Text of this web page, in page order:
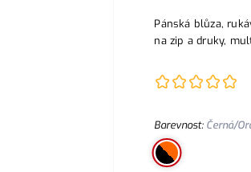
Pánská blůza,
na zip a druky,
Barevnost: Černá/